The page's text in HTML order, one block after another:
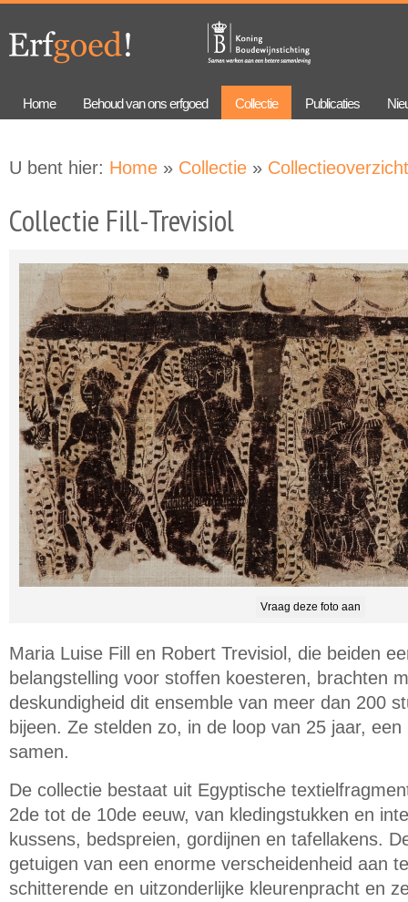
gaan
navigation
Home Behoud van ons erfgoed Collectie Publicaties
U bent hier: Home » Collectie » Collectieoverzicht
Collectie Fill-Trevisiol
Vraag deze foto aan
Maria Luise Fill en Robert Trevisiol, die beiden
belangstelling voor stoffen koesteren, brachten
deskundigheid dit ensemble van meer dan 200
bijeen. Ze stelden zo, in de loop van 25 jaar,
samen.
De collectie bestaat uit Egyptische
2de tot de 10de eeuw, van kledingstukken en
kussens, bedspreien, gordijnen en tafellakens.
getuigen van een enorme verscheidenheid aan
schitterende en uitzonderlijke kleurenpracht en